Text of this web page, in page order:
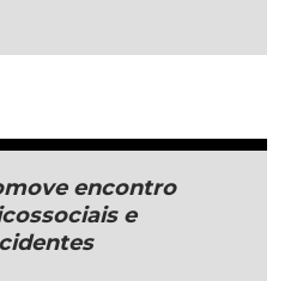
encontro
e